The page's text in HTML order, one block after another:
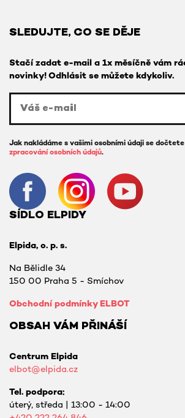
SLEDUJTE, CO SE DĚJE
Stačí zadat e-mail a 1x měsíčně vám
novinky! Odhlásit se můžete kdykoliv.
Jak nakládáme s vašimi osobními údaji se
zpracování osobních údajů.
SÍDLO ELPIDY
Elpida, o. p. s.
Na Bělidle 34
150 00 Praha 5 - Smíchov
Obchodní podmínky ELBOT
OBSAH VÁM PŘINÁŠÍ
Centrum Elpida
elbot@elpida.cz
Tel. podpora:
úterý, středa | 13:00 - 14:00